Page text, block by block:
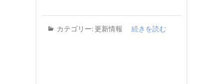
カテゴリー:更新情報 続きを読む